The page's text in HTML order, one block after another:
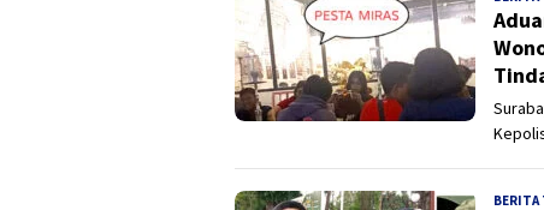
BERITA